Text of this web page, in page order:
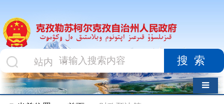
搜索
当前位置： 首页 财政预决算